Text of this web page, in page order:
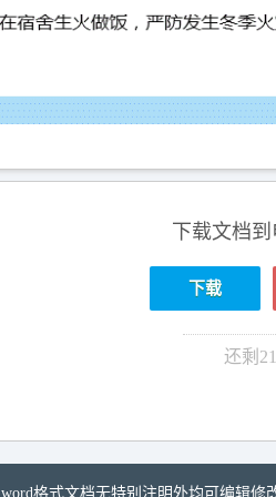
下载文档
下载
还剩 21
word格式文档无特别注明外均可编辑修